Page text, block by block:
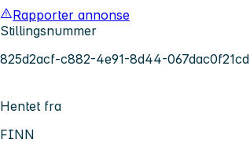
Rapporter annonse
Stillingsnummer
825d2acf-c882-4e91-8d44-067dac0f21cd
Hentet fra
FINN